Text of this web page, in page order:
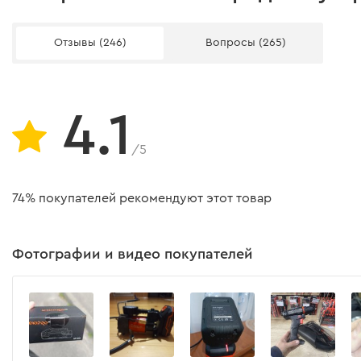
Защита
Время заряда аккумулятора
Тип аккумулятора
Материал патрона
Диаметр патрона
Функция блокировки шпинделя
Отзывы (246) Вопросы (265)
4.1 /5
74% покупателей рекомендуют этот товар
Фотографии и видео покупателей